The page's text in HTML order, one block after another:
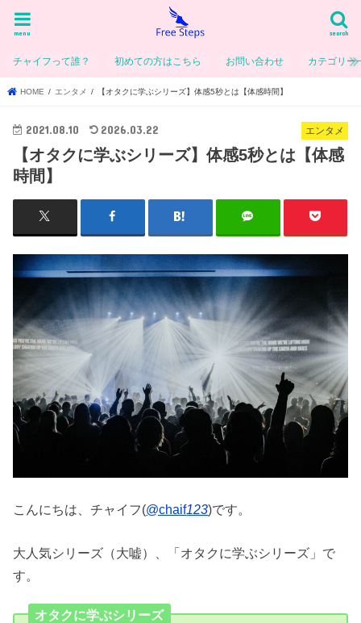
search
menu
チャイフって誰？ 初めての方はこちら お問い合わせ カテゴリー
HOME エンタメ 【オタクに学ぶシリーズ】体感5秒とは【体感時間】
エンタメ
2021.08.10 2026.03.22
【オタクに学ぶシリーズ】体感5秒とは【体感
時間】
こんにちは、チャイフ(@chaif123)です。
大人気シリーズ（大嘘）、「オタクに学ぶシリーズ」で
す。
オタクに学ぶシリーズ